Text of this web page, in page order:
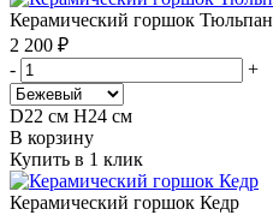
Керамический горшок Тюльпан
2 200 ₽
-
+
D22 см H24 см
В корзину
Купить в 1 клик
Керамический горшок Кедр